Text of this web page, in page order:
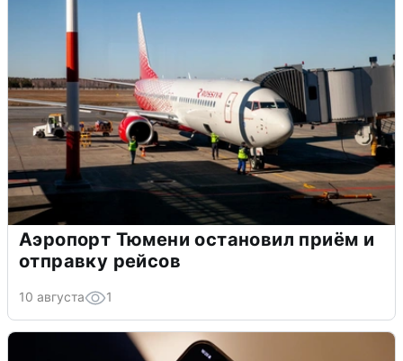
Аэропорт Тюмени остановил приём и
отправку рейсов
10 августа 1